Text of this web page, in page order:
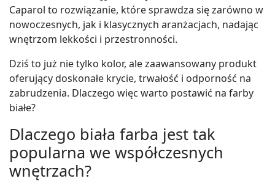
Caparol to rozwiązanie, które sprawdza się zarówno w
nowoczesnych, jak i klasycznych aranżacjach, nadając
wnętrzom lekkości i przestronności.
Dziś to już nie tylko kolor, ale zaawansowany produkt
oferujący doskonałe krycie, trwałość i odporność na
zabrudzenia. Dlaczego więc warto postawić na farby
białe?
Dlaczego biała farba jest tak
popularna we współczesnych
wnętrzach?